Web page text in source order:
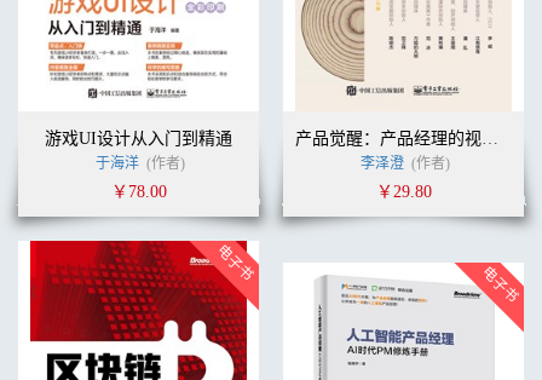
游戏UI设计从入门到精通
于海洋 (作者)
￥78.00
产品觉醒：产品经理的视角与方法论
李泽澄 (作者)
￥29.80